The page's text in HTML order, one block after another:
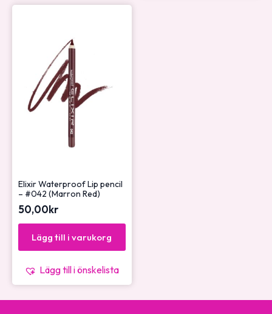
Elixir Waterproof Lip pencil
– #042 (Marron Red)
50,00kr
Lägg till i varukorg
Lägg till i önskelista